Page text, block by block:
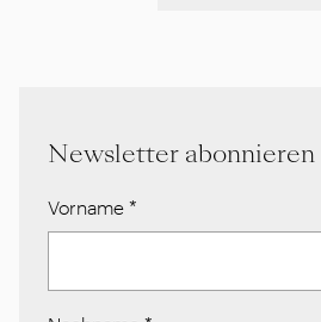
Newsletter abonnieren
Vorname *